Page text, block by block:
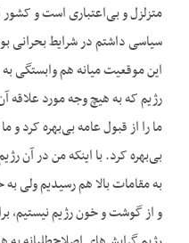
متزلزل و بی‌اعتباری است و کشور
سیاسی داشتم در شرایط بحرانی
این موقعیت میانه هم وابستگی
رژیم که به هیچ وجه مورد علاقه
ما را از قبول عامه بی‌بهره کرد
بی‌بهره کرد. با اینکه من در آن
به مقامات بالا هم رسیدیم ولی
و از گوشت و خون رژیم نیستیم،